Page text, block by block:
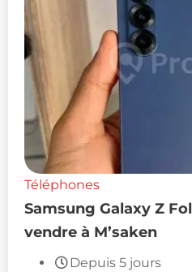
Téléphones
Samsung Galaxy Z
vendre à M’saken
Depuis 5 jours